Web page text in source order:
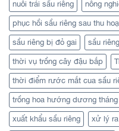
nuôi trái sầu riêng nông
phục hồi sầu riêng sau thu
sầu riêng bị đỏ gai sầu
thời vụ trồng cây đậu bắp
thời điểm rước mắt cua sầu
trồng hoa hướng dương
xuất khẩu sầu riêng xử lý ra